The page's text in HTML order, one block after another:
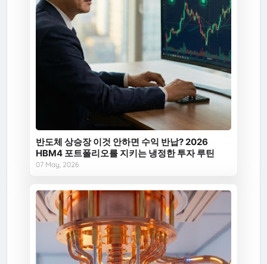
반도체 상승장 이것 안하면 수익 반납? 2026
HBM4 포트폴리오를 지키는 냉정한 투자 루틴
07 May, 2026